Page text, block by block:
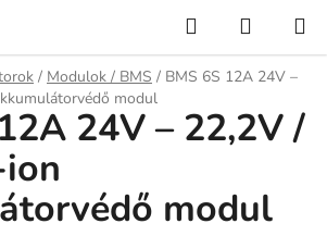
KeresésKOSÁR
/ Modulok / BMS / BMS 6S 12A 24V –
modul
24V – 22,2V /
modul